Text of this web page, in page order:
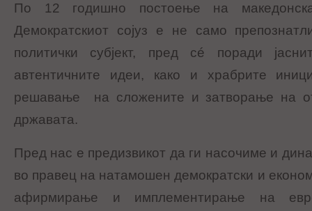
По 12 годишно постоење на
Демократскиот сојуз е не само
политички субјект, пред сé поради
автентичните идеи, како и храбрите
решавање на сложените и затворање на
државата.
Пред нас е предизвикот да ги насочиме и
во правец на натамошен демократски и
афирмирање и имплементирање на